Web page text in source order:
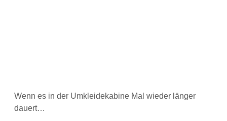
Wenn es in der Umkleidekabine Mal wieder länger
dauert…